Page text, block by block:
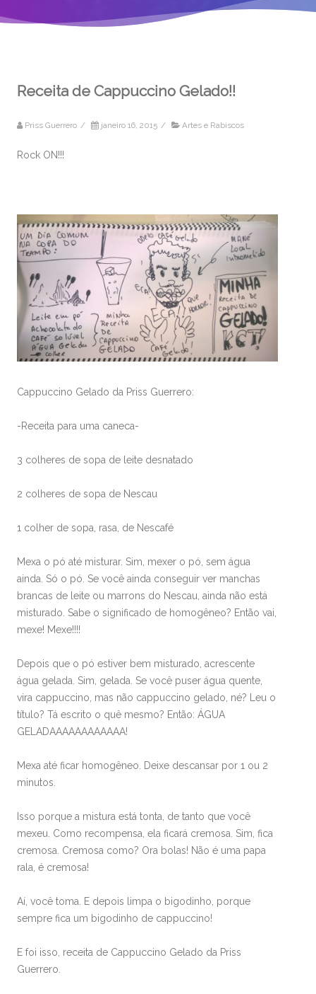
Receita de Cappuccino Gelado!!
Priss Guerrero / janeiro 16, 2015 / Artes e Rabiscos
Rock ON!!!
Cappuccino Gelado da Priss Guerrero:
-Receita para uma caneca-
3 colheres de sopa de leite desnatado
2 colheres de sopa de Nescau
1 colher de sopa, rasa, de Nescafé
Mexa o pó até misturar. Sim, mexer o pó, sem água
ainda. Só o pó. Se você ainda conseguir ver manchas
brancas de leite ou marrons do Nescau, ainda não está
misturado. Sabe o significado de homogêneo? Então vai,
mexe! Mexe!!!!
Depois que o pó estiver bem misturado, acrescente
água gelada. Sim, gelada. Se você puser água quente,
vira cappuccino, mas não cappuccino gelado, né? Leu o
título? Tá escrito o quê mesmo? Então: ÁGUA
GELADAAAAAAAAAAAA!
Mexa até ficar homogêneo. Deixe descansar por 1 ou 2
minutos.
Isso porque a mistura está tonta, de tanto que você
mexeu. Como recompensa, ela ficará cremosa. Sim, fica
cremosa. Cremosa como? Ora bolas! Não é uma papa
rala, é cremosa!
Aí, você toma. E depois limpa o bigodinho, porque
sempre fica um bigodinho de cappuccino!
E foi isso, receita de Cappuccino Gelado da Priss
Guerrero.